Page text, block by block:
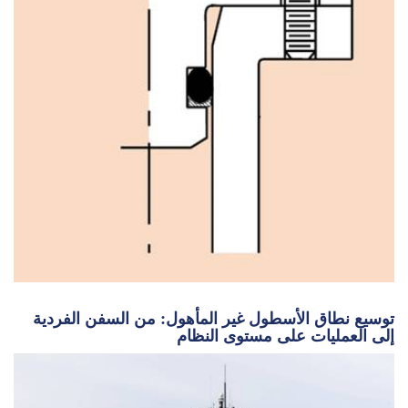
توسيع نطاق الأسطول غير المأهول: من السفن الفردية
إلى العمليات على مستوى النظام